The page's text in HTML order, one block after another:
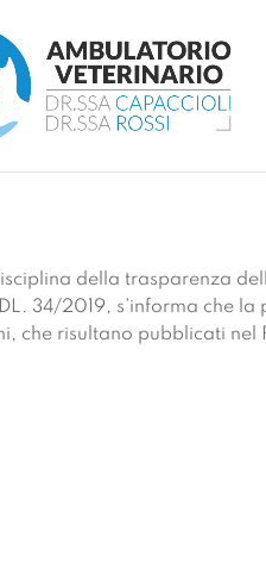
della trasparenza
34/2019, s’informa che
che risultano pubblicati